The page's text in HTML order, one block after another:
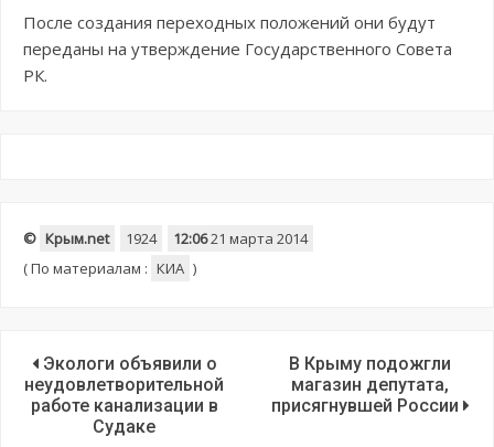
После создания переходных положений они будут
переданы на утверждение Государственного Совета
РК.
© Крым.net 1924 12:0621 марта 2014
(По материалам : КИА )
Экологи объявили о
неудовлетворительной
работе канализации в
Судаке
В Крыму подожгли
магазин депутата,
присягнувшей России